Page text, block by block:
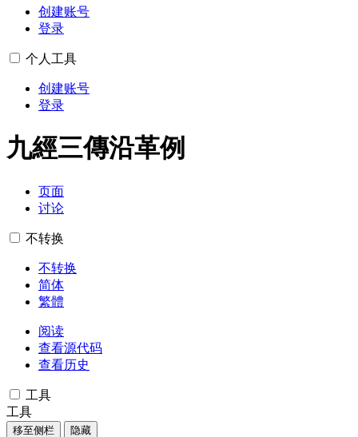
创建账号
登录
个人工具
创建账号
登录
九經三傳沿革例
页面
讨论
不转换
不转换
简体
繁體
阅读
查看源代码
查看历史
工具
工具
移至侧栏 隐藏